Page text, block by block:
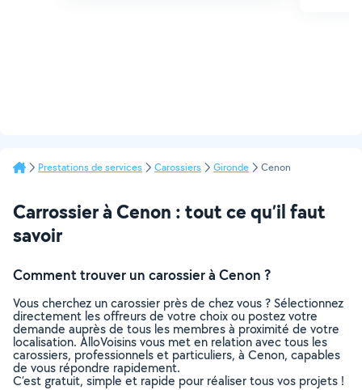
Prestations de services Carossiers Gironde Cenon
Carrossier à Cenon : tout ce qu’il faut
savoir
Comment trouver un carossier à Cenon ?
Vous cherchez un carossier près de chez vous ? Sélectionnez
directement les offreurs de votre choix ou postez votre
demande auprès de tous les membres à proximité de votre
localisation. AlloVoisins vous met en relation avec tous les
carossiers, professionnels et particuliers, à Cenon, capables
de vous répondre rapidement.
C’est gratuit, simple et rapide pour réaliser tous vos projets !